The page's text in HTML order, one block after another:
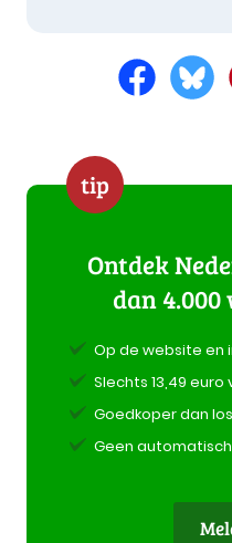
tip
Ontdek
dan
Op de website en
Slechts 13,49
Goedkoper dan
Geen